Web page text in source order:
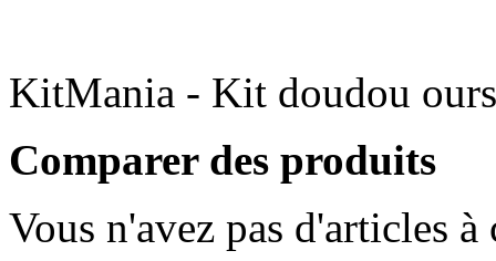
KitMania - Kit doudou ours
Comparer des produits
Vous n'avez pas d'articles à